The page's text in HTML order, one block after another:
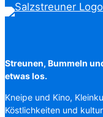
Streunen, Bummeln
etwas los.
Kneipe und Kino,
Köstlichkeiten und